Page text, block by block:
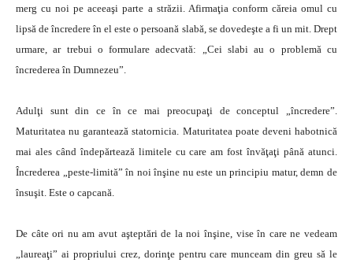
merg cu noi pe aceeaşi parte a străzii. Afirmaţia conform căreia omul cu
lipsă de încredere în el este o persoană slabă, se dovedeşte a fi un mit. Drept
urmare, ar trebui o formulare adecvată: „Cei slabi au o problemă cu
încrederea în Dumnezeu”.
Adulţi sunt din ce în ce mai preocupaţi de conceptul „încredere”.
Maturitatea nu garantează statornicia. Maturitatea poate deveni habotnică
mai ales când îndepărtează limitele cu care am fost învăţaţi până atunci.
Încrederea „peste-limită” în noi înşine nu este un principiu matur, demn de
însuşit. Este o capcană.
De câte ori nu am avut aşteptări de la noi înşine, vise în care ne vedeam
„laureaţi” ai propriului crez, dorinţe pentru care munceam din greu să le